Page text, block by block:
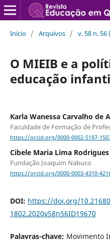
Início / Arquivos / v. 58 n.
O MIEIB e a
educação
Karla Wanessa Carvalho de
Faculdade de Formação de
https://orcid.org/0000-0002-5197-
Cibele Maria Lima Rodrigues
Fundação Joaquim Nabuco
https://orcid.org/0000-0003-4310-
DOI: https://doi.org/
1802.2020v58n56ID19670
Palavras-chave: Movimento